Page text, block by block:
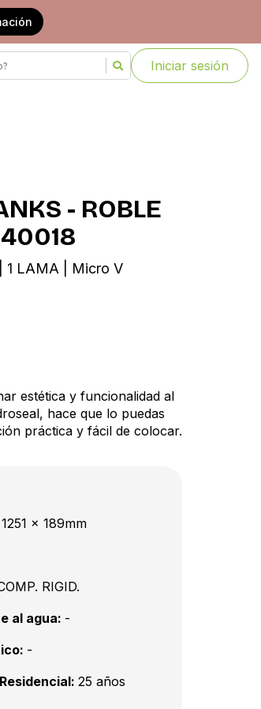
Iniciar sesión
- ROBLE
1 LAMA | Micro V
estética y funcionalidad al
hace que lo puedas
práctica y fácil de colocar.
1251 x 189mm
RIGID.
al agua: -
-
25 años